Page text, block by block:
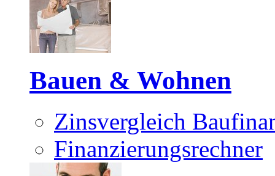
Bauen & Wohnen
Zinsvergleich
Finanzierungsrechner